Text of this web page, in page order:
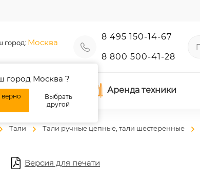
город: Москва
город Москва ?
верно
Выбрать
другой
8 495 150-14-67
8 800 500-41-28
О нас Аренда техники
Тали Тали ручные цепные, тали шестеренные
Версия для печати